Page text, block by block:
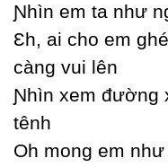
Ɲhìn em ta như
Ɛh, ai cho em
càng vui lên
Ɲhìn xem đường
tênh
Oh mong em như